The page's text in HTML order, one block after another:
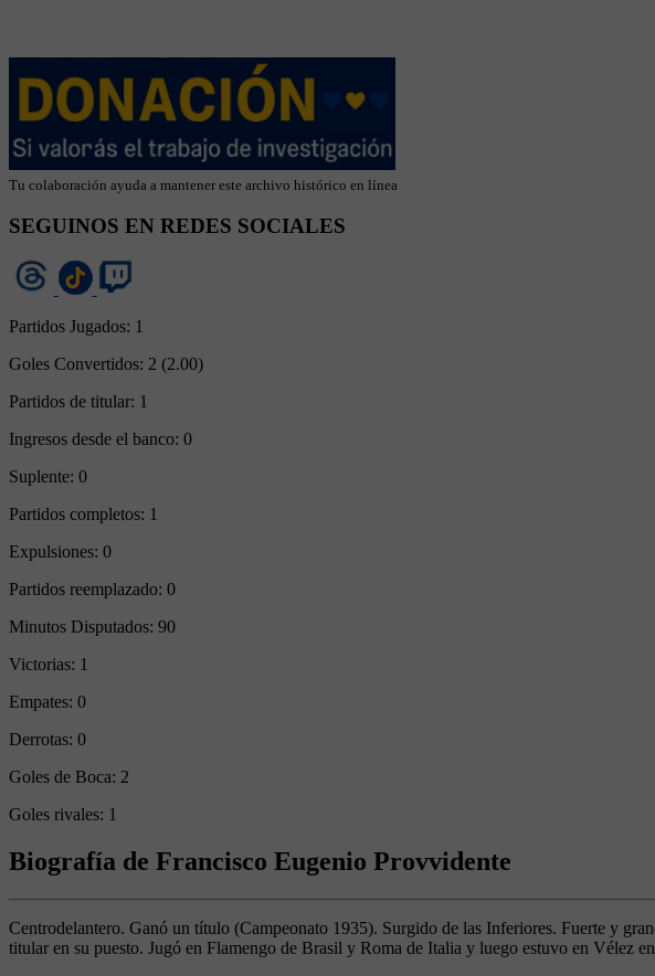
Tu colaboración ayuda a mantener este archivo histórico en línea
SEGUINOS EN REDES SOCIALES
Partidos Jugados: 1
Goles Convertidos: 2 (2.00)
Partidos de titular: 1
Ingresos desde el banco: 0
Suplente: 0
Partidos completos: 1
Expulsiones: 0
Partidos reemplazado: 0
Minutos Disputados: 90
Victorias: 1
Empates: 0
Derrotas: 0
Goles de Boca: 2
Goles rivales: 1
Biografía de Francisco Eugenio Provvidente
Centrodelantero. Ganó un título (Campeonato 1935). Surgido de las Inferiores. Fuerte y
titular en su puesto. Jugó en Flamengo de Brasil y Roma de Italia y luego estuvo en Vélez